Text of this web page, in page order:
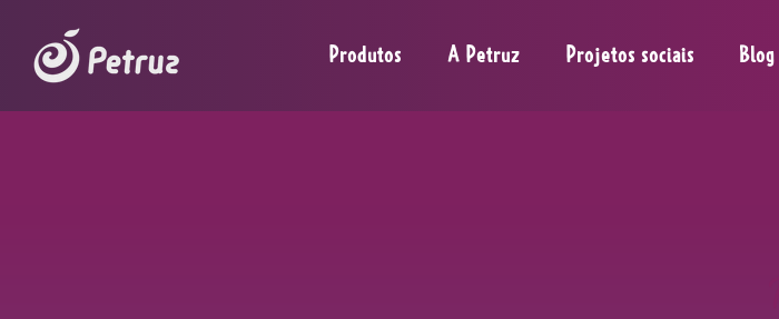
Produtos A Petruz Projetos sociais Blog